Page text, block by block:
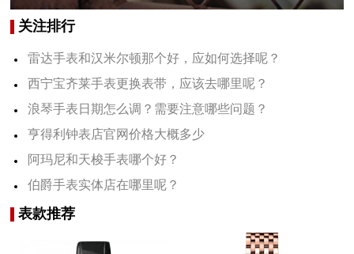
关注排行
雷达手表和汉米尔顿那个好，应如何选择呢？
西宁宝齐莱手表更换表带，应该去哪里呢？
浪琴手表日期怎么调？需要注意哪些问题？
亨得利钟表店官网价格大概多少
阿玛尼和天梭手表哪个好？
伯爵手表实体店在哪里呢？
表款推荐